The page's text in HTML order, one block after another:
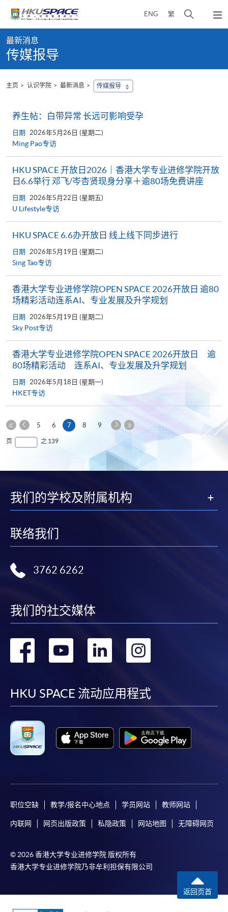
content
ENG 繁
开
弹
出
content
start
最新消息
传媒报导
主页 认识学院 最新消息 传媒报导
养生帖：白带异常 长远可影响受孕
日期 2026年5月26日 (星期二)
Ming Pao专访
HKU SPACE 开放日2026｜香港大学专业进修学院开放
日6.6举行 邓飞/岑杏贤现身分享＋逾80场免费讲座
日期 2026年5月22日 (星期五)
U Lifestyle专访
HKU SPACE 6.6办开放日 线上线下同步进行
日期 2026年5月19日 (星期二)
Sing Tao专访
香港大学专业进修学院OPEN SPACE 2026开放日 逾80
场精彩活动连系AI、专业发展及升学规划
日期 2026年5月19日 (星期二)
Sky Post专访
香港大学专业进修学院OPEN SPACE 2026开放日 逾
80场精彩活动 连系AI、专业发展及升学规划
日期 2026年5月18日 (星期一)
HKET专访
第
一
上
5 6 7本
8 9
下
页
最
页 之 139
我们的学校及附属机构
联络我们
3762 6262
我们的社交媒体
转
facebook
转
youtube
转
linkedin
转
HKU SPACE 流动应用程式
职位空缺 教学/报名中心地点 学员网站 教师网站
内联网 网页出版政策 私隐政策 网站地图 无障碍网页
© 2026 香港大学专业进修学院 版权所有
香港大学专业进修学院乃非牟利担保有限公司
返回页首